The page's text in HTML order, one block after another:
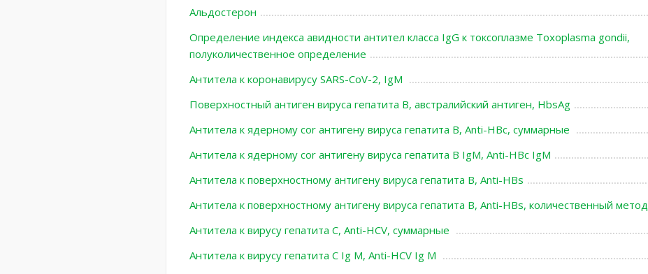
Альдостерон
Определение индекса авидности антител класса IgG к токсоплазме Toxoplasma gondii,
полуколичественное определение
Антитела к коронавирусу SARS-CoV-2, IgМ
Поверхностный антиген вируса гепатита В, австралийский антиген, HbsAg
Антитела к ядерному cor антигену вируса гепатита В, Anti-HBc, суммарные
Антитела к ядерному cor антигену вируса гепатита В IgM, Anti-HBc IgM
Антитела к поверхностному антигену вируса гепатита В, Anti-HBs
Антитела к поверхностному антигену вируса гепатита В, Anti-HBs, количественный метод
Антитела к вирусу гепатита С, Anti-HCV, суммарные
Антитела к вирусу гепатита С Ig M, Anti-HCV Ig M